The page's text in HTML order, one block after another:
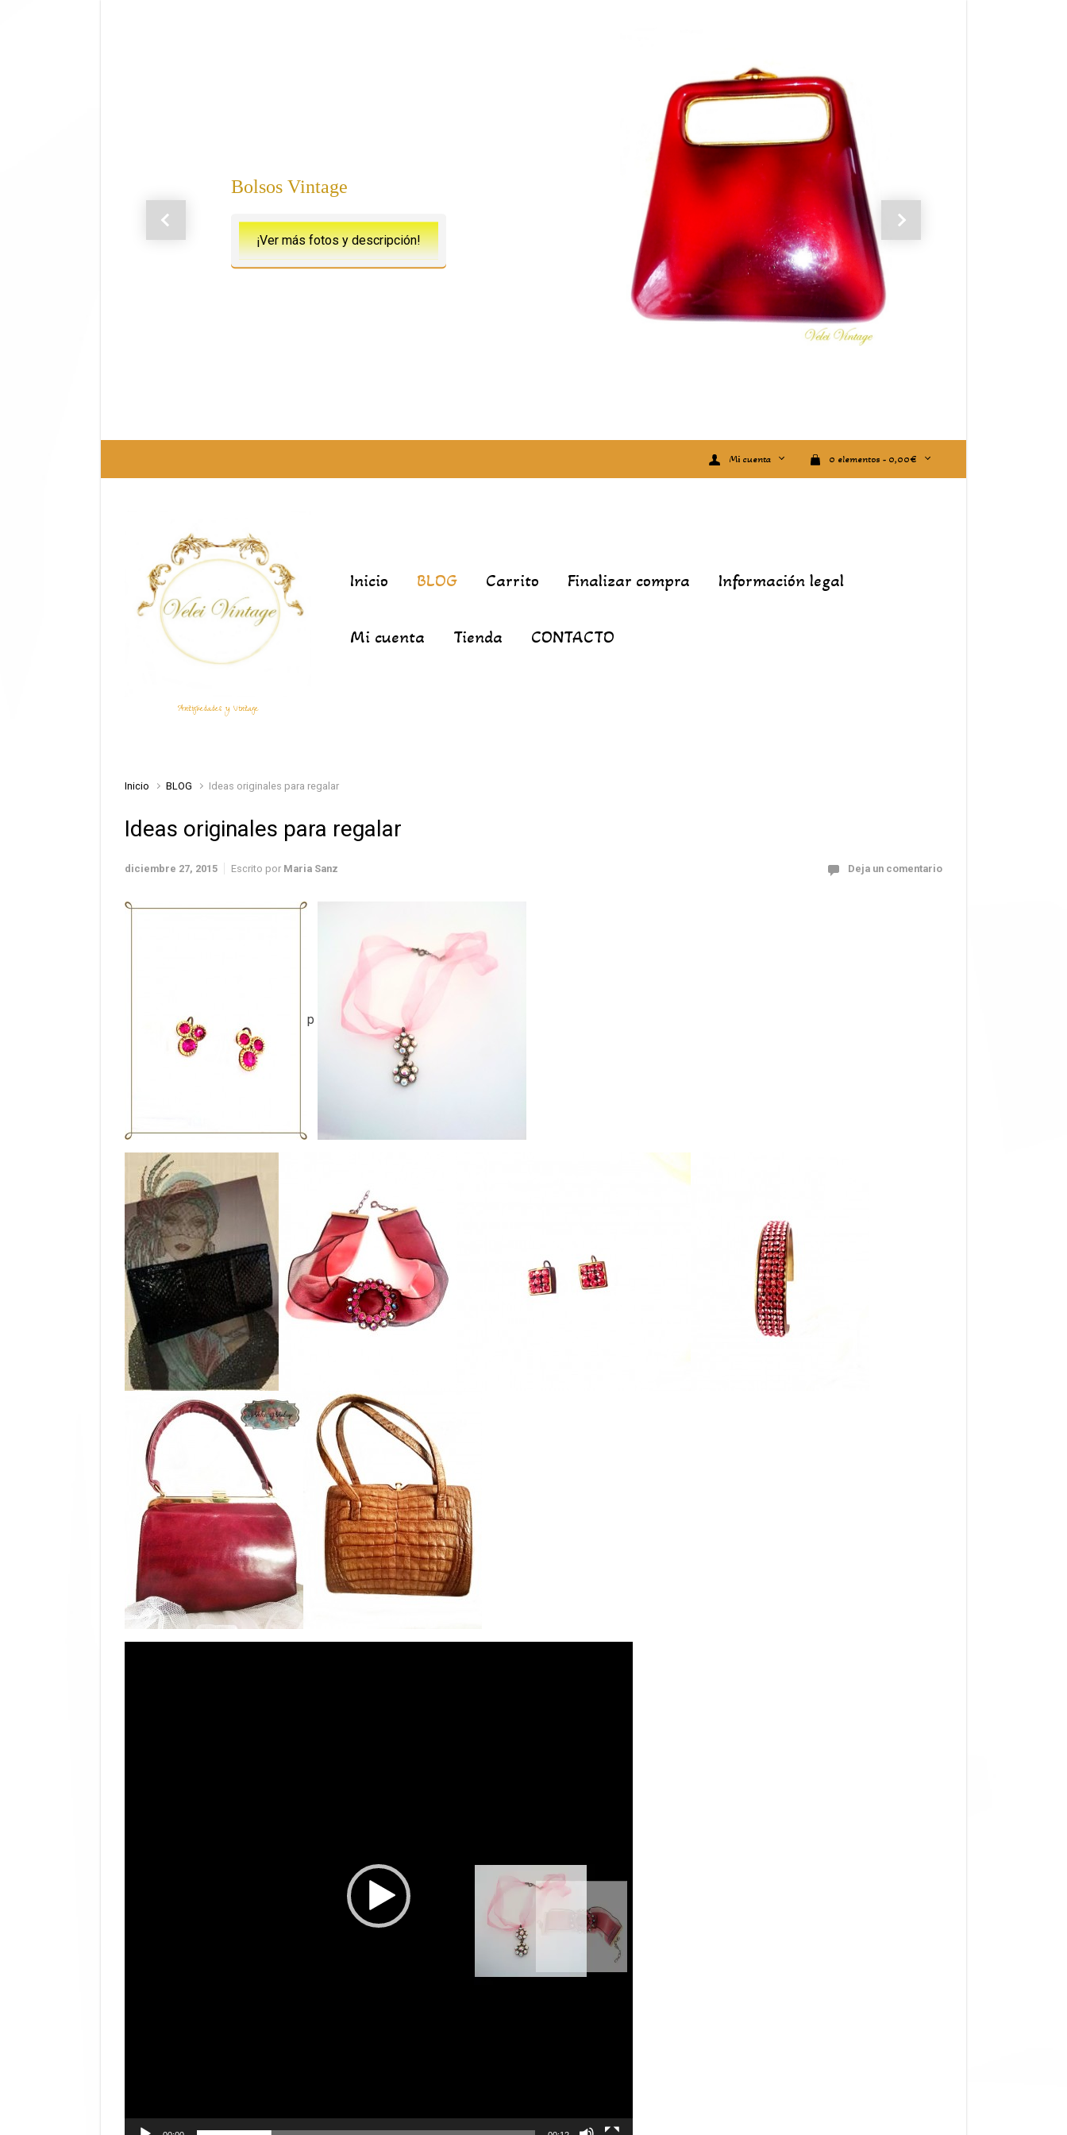
Bolsos Vintage
¡Ver más fotos y descripción!
Anterior Siguiente
Mi cuenta 0 elementos - 0,00€
Antigüedades y Vintage
Inicio BLOG Carrito Finalizar compra Información legal
Mi cuenta Tienda CONTACTO
Inicio BLOG Ideas originales para regalar
Ideas originales para regalar
diciembre 27, 2015 Escrito por Maria Sanz Deja un comentario
p